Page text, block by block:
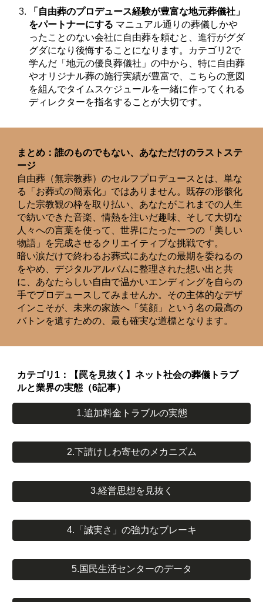
「自由葬のプロデュース経験が豊富な地元葬儀社」
をパートナーにする マニュアル通りの葬儀しかや
ったことのない会社に自由葬を頼むと、進行がグダ
グダになり後悔することになります。カテゴリ2で
学んだ「地元の優良葬儀社」の中から、特に自由葬
やオリジナル葬の施行実績が豊富で、こちらの意図
を組んでタイムスケジュールを一緒に作ってくれる
ディレクターを指名することが大切です。
まとめ：誰のものでもない、あなただけのラストステ
ージ
自由葬（無宗教葬）のセルフプロデュースとは、単な
る「お葬式の簡素化」ではありません。既存の形骸化
した宗教観の枠を取り払い、あなたがこれまでの人生
で紡いできた音楽、情熱を注いだ趣味、そして大切な
人々への言葉を使って、世界にたった一つの「美しい
物語」を完成させるクリエイティブな挑戦です。
暗い涙だけで終わるお葬式にあなたの最期を委ねるの
をやめ、デジタルアルバムに整理された想い出と共
に、あなたらしい自由で温かいエンディングを自らの
手でプロデュースしてみませんか。その主体的なデザ
インこそが、未来の家族へ「笑顔」という名の最高の
バトンを遺すための、最も確実な道標となります。
カテゴリ1：【罠を見抜く】ネット社会の葬儀トラブ
ルと業界の実態（6記事）
1.追加料金トラブルの実態
2.下請けしわ寄せのメカニズム
3.経営思想を見抜く
4.「誠実さ」の強力なブレーキ
5.国民生活センターのデータ